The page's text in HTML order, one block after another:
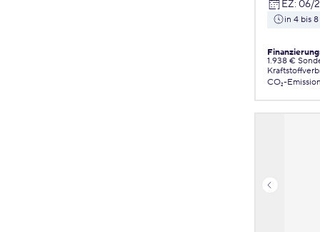
EZ: 06/
in 4 bis
1.938 €
CO₂-